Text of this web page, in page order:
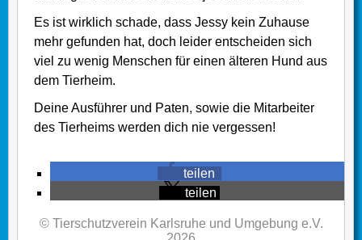
Es ist wirklich schade, dass Jessy kein Zuhause
mehr gefunden hat, doch leider entscheiden sich
viel zu wenig Menschen für einen älteren Hund aus
dem Tierheim.
Deine Ausführer und Paten, sowie die Mitarbeiter
des Tierheims werden dich nie vergessen!
teilen
teilen
© Tierschutzverein Karlsruhe und Umgebung e.V.